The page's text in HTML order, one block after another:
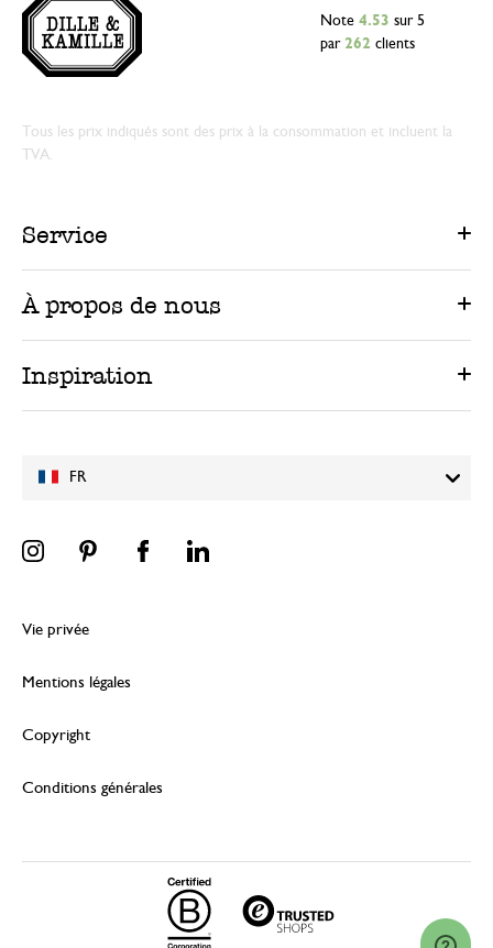
FR
Note 4.53 sur 5
par 262 clients
Tous les prix indiqués sont des prix à la consommation et incluent la
TVA.
Service
À propos de nous
Inspiration
Vie privée
Mentions légales
Copyright
Conditions générales